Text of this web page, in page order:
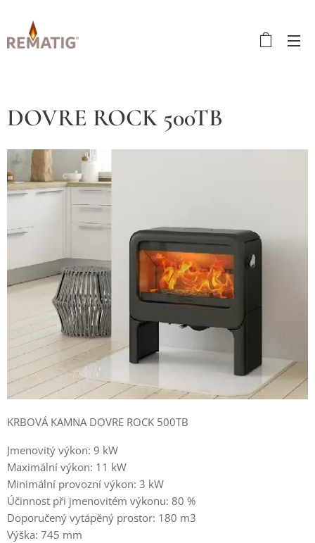
DOVRE ROCK 500TB
KRBOVÁ KAMNA DOVRE ROCK 500TB
Jmenovitý výkon: 9 kW
Maximální výkon: 11 kW
Minimální provozní výkon: 3 kW
Účinnost při jmenovitém výkonu: 80 %
Doporučený vytápěný prostor: 180 m3
Výška: 745 mm